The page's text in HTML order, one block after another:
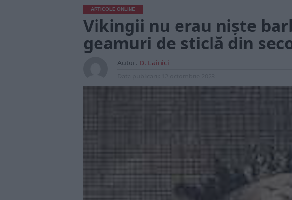
ARTICOLE ONLINE
Vikingii nu erau niște
geamuri de sticlă din
Autor: D. Lainici